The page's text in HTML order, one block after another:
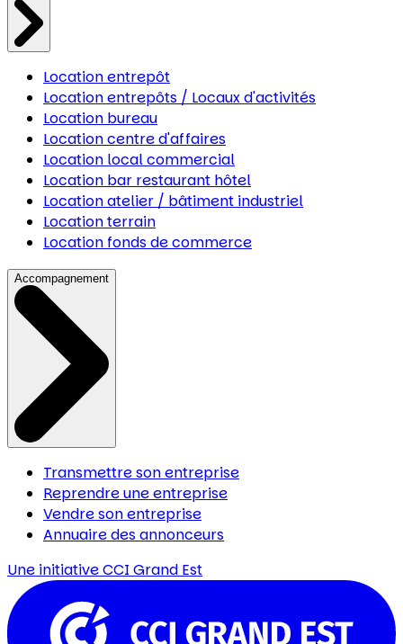
Location entrepôt
Location entrepôts / Locaux d'activités
Location bureau
Location centre d'affaires
Location local commercial
Location bar restaurant hôtel
Location atelier / bâtiment industriel
Location terrain
Location fonds de commerce
Accompagnement
Transmettre son entreprise
Reprendre une entreprise
Vendre son entreprise
Annuaire des annonceurs
Une initiativeCCI Grand Est